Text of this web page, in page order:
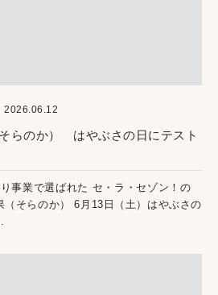
2026.06.12
らのか） はやぶさの日にテスト
事業で選ばれた セ・ラ・セゾン！の
そらのか） 6月13日（土）はやぶさの